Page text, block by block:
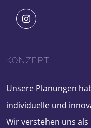
KONZEPT
Unsere Planungen
individuelle und
Wir verstehen uns